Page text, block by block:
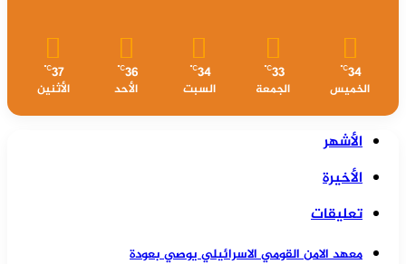
34
℃
الخميس
33
℃
الجمعة
34
℃
السبت
36
℃
الأحد
37
℃
الأثنين
الأشهر
الأخيرة
تعليقات
معهد الامن القومي الاسرائيلي يوصي بعودة